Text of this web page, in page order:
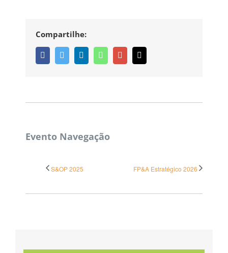
Compartilhe:
FacebookTwitter LinkedinWhatsappGoogle+
Evento Navegação
S&OP 2025 FP&A Estratégico 2026
+55 (11) 91625-4300